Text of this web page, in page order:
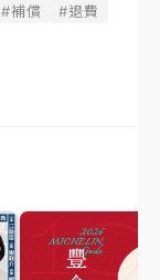
#補償
#退費